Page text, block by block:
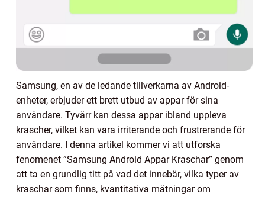
Samsung, en av de ledande tillverkarna av Android-
enheter, erbjuder ett brett utbud av appar för sina
användare. Tyvärr kan dessa appar ibland uppleva
krascher, vilket kan vara irriterande och frustrerande för
användare. I denna artikel kommer vi att utforska
fenomenet ”Samsung Android Appar Kraschar” genom
att ta en grundlig titt på vad det innebär, vilka typer av
kraschar som finns, kvantitativa mätningar om